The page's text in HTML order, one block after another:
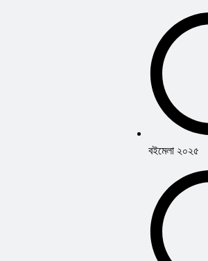
বইমেলা ২০২৫